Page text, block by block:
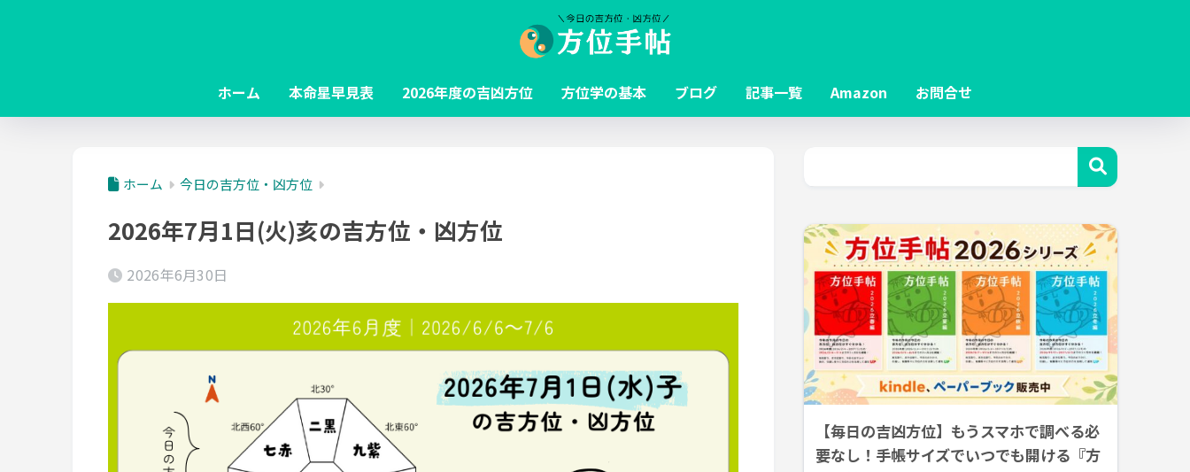
ホーム 本命星早見表 2026年度の吉凶方位 方位学の基本 ブログ 記事一覧 Amazon お問合せ
ホーム 今日の吉方位・凶方位
2026年7月1日(火)亥の吉方位・凶方位
2026年6月30日
【毎日の吉凶方位】もうスマホで調べる必
要なし！手帳サイズでいつでも開ける『方